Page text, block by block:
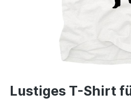
Lustiges T-Shirt